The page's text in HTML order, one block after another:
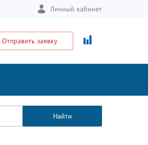
Личный кабинет
Отправить заявку
Найти